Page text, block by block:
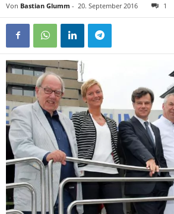
Von Bastian Glumm - 20. September 2016 1